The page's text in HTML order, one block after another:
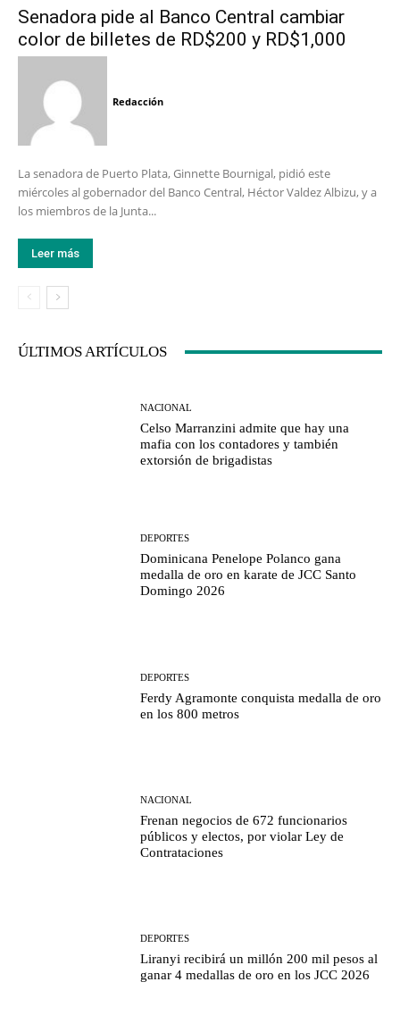
Senadora pide al Banco Central cambiar
color de billetes de RD$200 y RD$1,000
Redacción
La senadora de Puerto Plata, Ginnette Bournigal, pidió este
miércoles al gobernador del Banco Central, Héctor Valdez Albizu, y a
los miembros de la Junta...
Leer más
ÚLTIMOS ARTÍCULOS
NACIONAL
Celso Marranzini admite que hay una
mafia con los contadores y también
extorsión de brigadistas
DEPORTES
Dominicana Penelope Polanco gana
medalla de oro en karate de JCC Santo
Domingo 2026
DEPORTES
Ferdy Agramonte conquista medalla de oro
en los 800 metros
NACIONAL
Frenan negocios de 672 funcionarios
públicos y electos, por violar Ley de
Contrataciones
DEPORTES
Liranyi recibirá un millón 200 mil pesos al
ganar 4 medallas de oro en los JCC 2026